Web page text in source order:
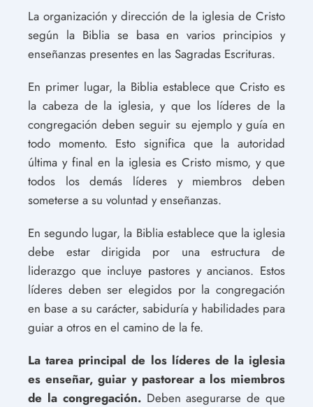
La organización y dirección de la iglesia de Cristo
según la Biblia se basa en varios principios y
enseñanzas presentes en las Sagradas Escrituras.
En primer lugar, la Biblia establece que Cristo es
la cabeza de la iglesia, y que los líderes de la
congregación deben seguir su ejemplo y guía en
todo momento. Esto significa que la autoridad
última y final en la iglesia es Cristo mismo, y que
todos los demás líderes y miembros deben
someterse a su voluntad y enseñanzas.
En segundo lugar, la Biblia establece que la iglesia
debe estar dirigida por una estructura de
liderazgo que incluye pastores y ancianos. Estos
líderes deben ser elegidos por la congregación
en base a su carácter, sabiduría y habilidades para
guiar a otros en el camino de la fe.
La tarea principal de los líderes de la iglesia
es enseñar, guiar y pastorear a los miembros
de la congregación.Deben asegurarse de que